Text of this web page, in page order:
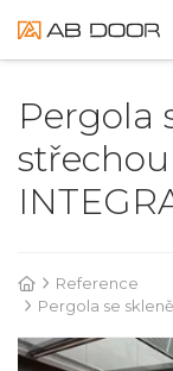
Pergola
Reference
Pergola se